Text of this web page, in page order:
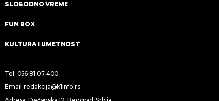
SLOBODNO VREME
FUN BOX
KULTURA I UMETNOST
Tel: 066 81 07 400
Email:redakcija@k1info.rs